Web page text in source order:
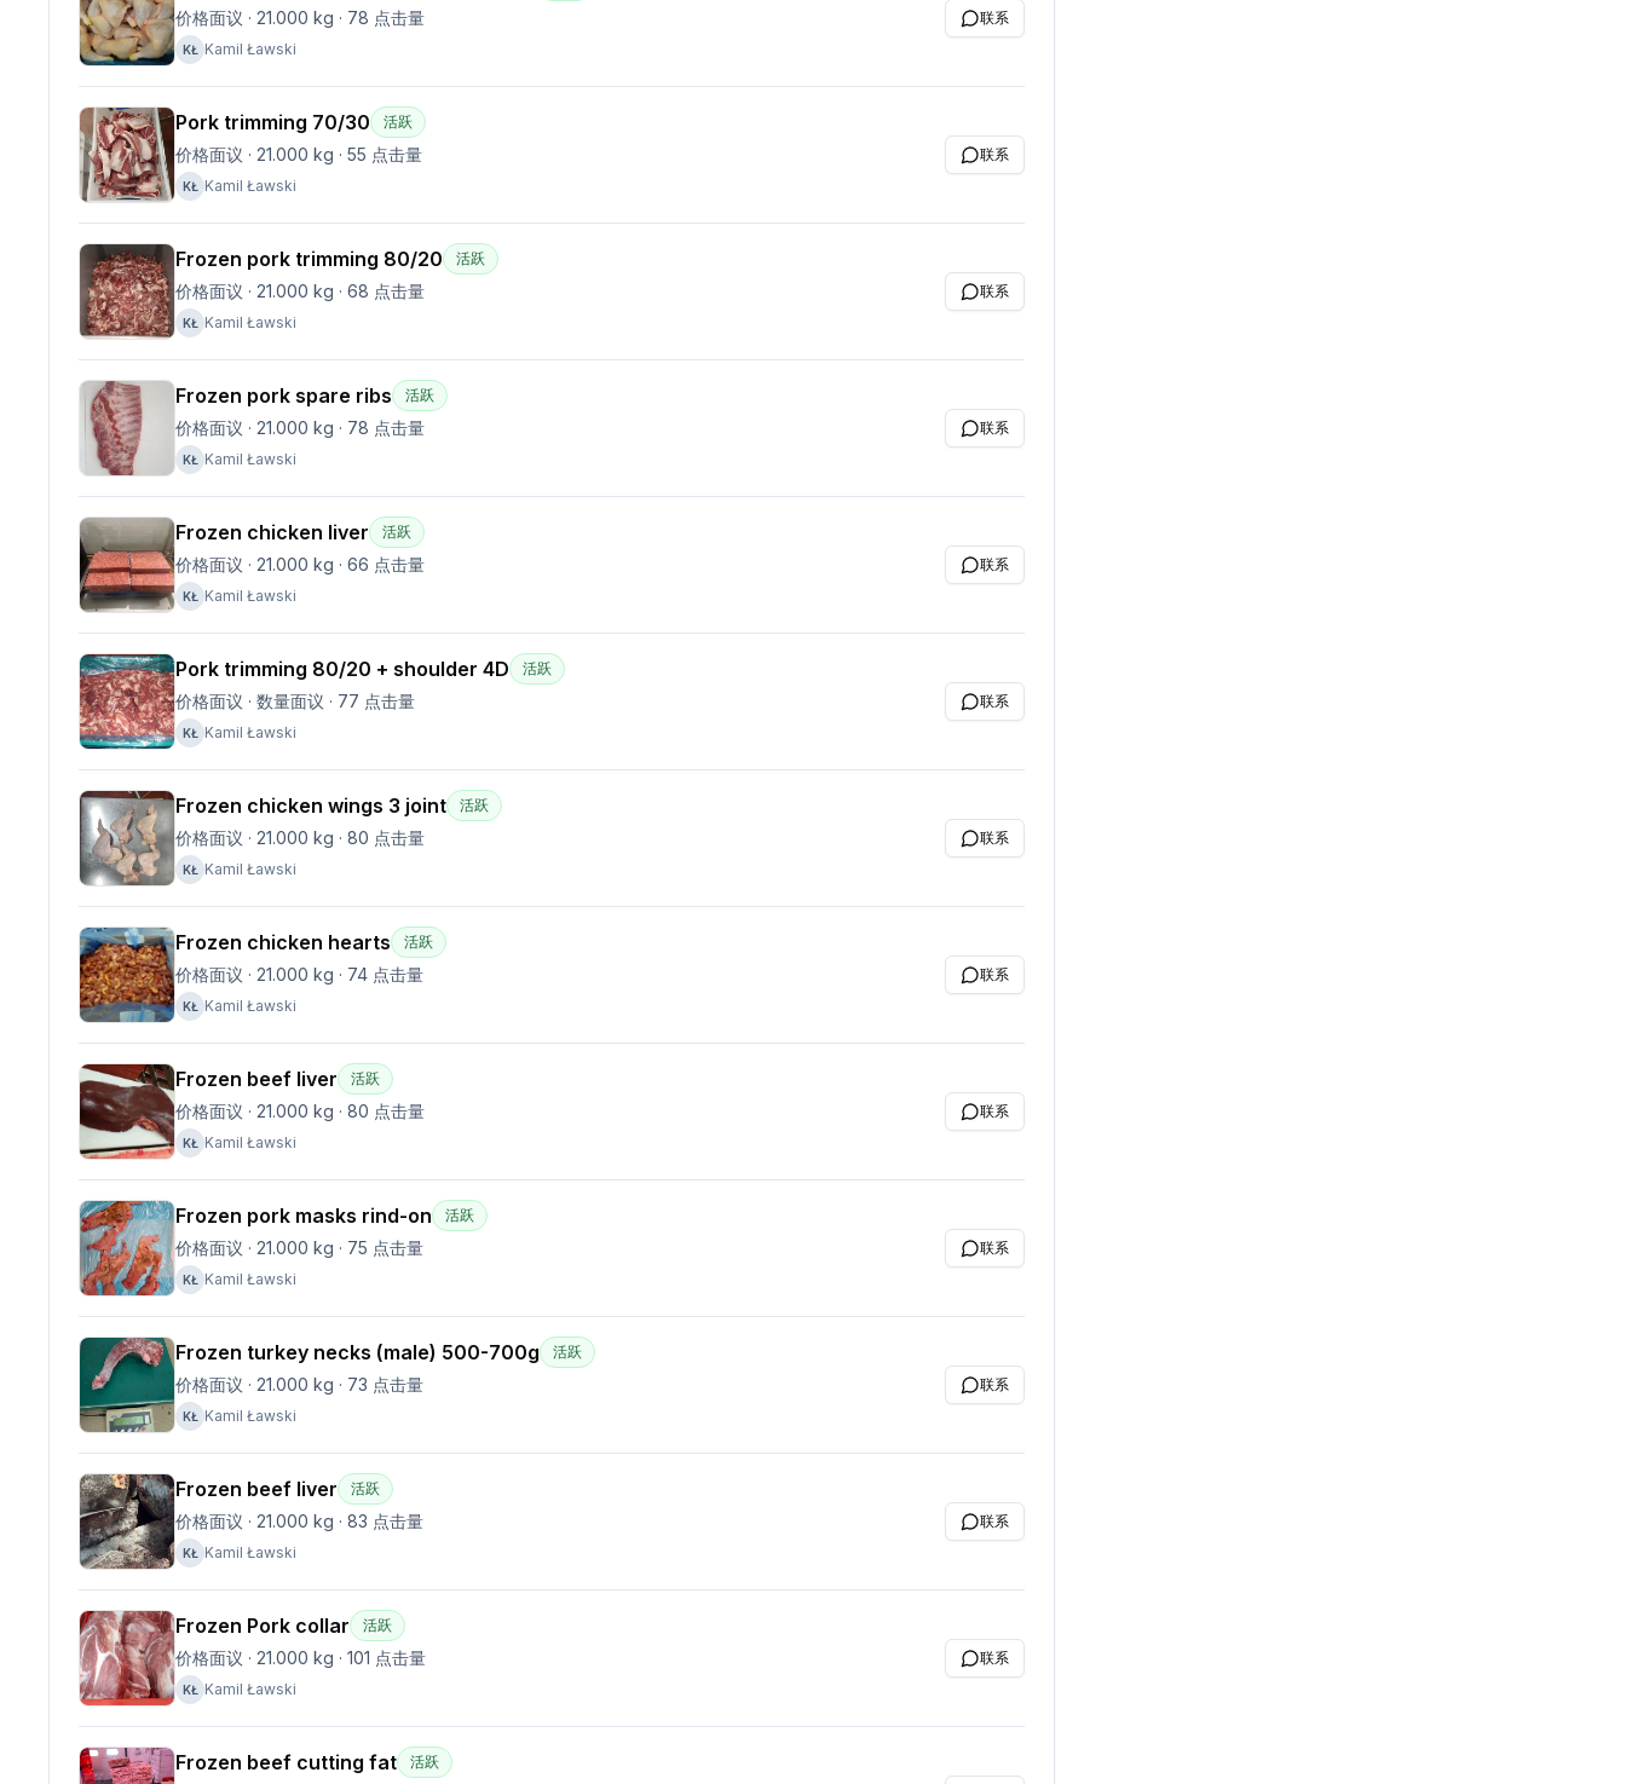
价格面议 · 21.000 kg · 78 点击量
KŁ Kamil Ławski
联系
Pork trimming 70/30 活跃
价格面议 · 21.000 kg ·55 点击量
KŁ Kamil Ławski
联系
Frozen pork trimming 80/20 活跃
价格面议 · 21.000 kg ·68 点击量
KŁ Kamil Ławski
联系
Frozen pork spare ribs 活跃
价格面议 · 21.000 kg · 78 点击量
KŁ Kamil Ławski
联系
Frozen chicken liver 活跃
价格面议 · 21.000 kg ·66 点击量
KŁ Kamil Ławski
联系
Pork trimming 80/20 + shoulder 4D 活跃
价格面议 · 数量面议 · 77 点击量
KŁ Kamil Ławski
联系
Frozen chicken wings 3 joint 活跃
价格面议 · 21.000 kg ·80 点击量
KŁ Kamil Ławski
联系
Frozen chicken hearts 活跃
价格面议 · 21.000 kg · 74 点击量
KŁ Kamil Ławski
联系
Frozen beef liver 活跃
价格面议 · 21.000 kg ·80 点击量
KŁ Kamil Ławski
联系
Frozen pork masks rind-on 活跃
价格面议 · 21.000 kg · 75 点击量
KŁ Kamil Ławski
联系
Frozen turkey necks (male) 500-700g 活跃
价格面议 · 21.000 kg · 73 点击量
KŁ Kamil Ławski
联系
Frozen beef liver 活跃
价格面议 · 21.000 kg ·83 点击量
KŁ Kamil Ławski
联系
Frozen Pork collar 活跃
价格面议 · 21.000 kg ·101 点击量
KŁ Kamil Ławski
联系
Frozen beef cutting fat 活跃